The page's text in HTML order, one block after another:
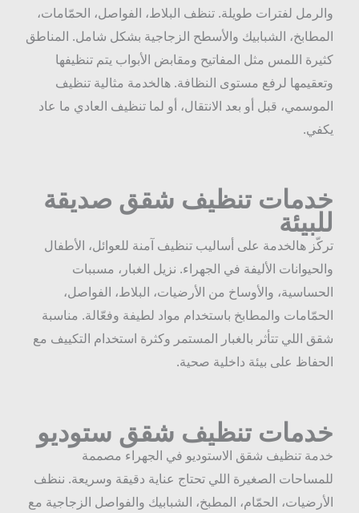
والرمل لفترات طويلة. تنظف البلاط، الفواصل، الحمّامات،
المطابخ، الشبابيك والأسطح الزجاجية بشكل شامل. المناطق
كثيرة اللمس مثل المفاتيح ومقابض الأبواب يتم تنظيفها
وتعقيمها لرفع مستوى النظافة. هالخدمة مثالية تنظيف
الموسمي، قبل أو بعد الانتقال، أو لما تنظيف العادي ما عاد
يكفي.
خدمات تنظيف شقق صديقة
للبيئة
تركّز هالخدمة على أساليب تنظيف آمنة للعوائل، الأطفال
والحيوانات الأليفة في الجهراء. نزيل الغبار، مسببات
الحساسية، والأوساخ من الأرضيات، البلاط، الفواصل،
الحمّامات والمطابخ باستخدام مواد لطيفة وفعّالة. مناسبة
شقق اللي تتأثر بالغبار المستمر وكثرة استخدام التكييف مع
الحفاظ على بيئة داخلية صحية.
خدمات تنظيف شقق ستوديو
خدمة تنظيف شقق الاستوديو في الجهراء مصممة
للمساحات الصغيرة اللي تحتاج عناية دقيقة وسريعة. ننظف
الأرضيات، الحمّام، المطبخ، الشبابيك والفواصل الزجاجية مع